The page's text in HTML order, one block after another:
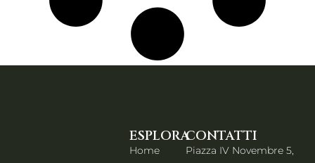
ESPLORA
Home
CONTATTI
Piazza IV Novembre 5,